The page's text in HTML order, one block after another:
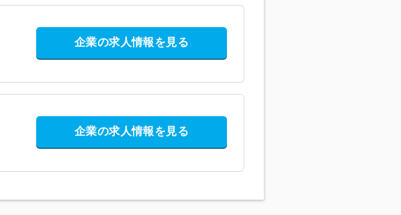
企業の求人情報を見る
企業の求人情報を見る